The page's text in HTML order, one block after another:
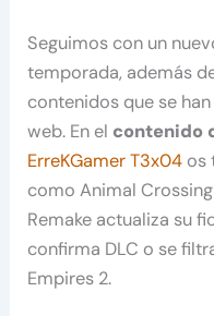
Seguimos con un
temporada, además
contenidos que se
web. En el contenido
ErreKGamer T3x04 os
como Animal
Remake actualiza su
confirma DLC o se
Empires 2.